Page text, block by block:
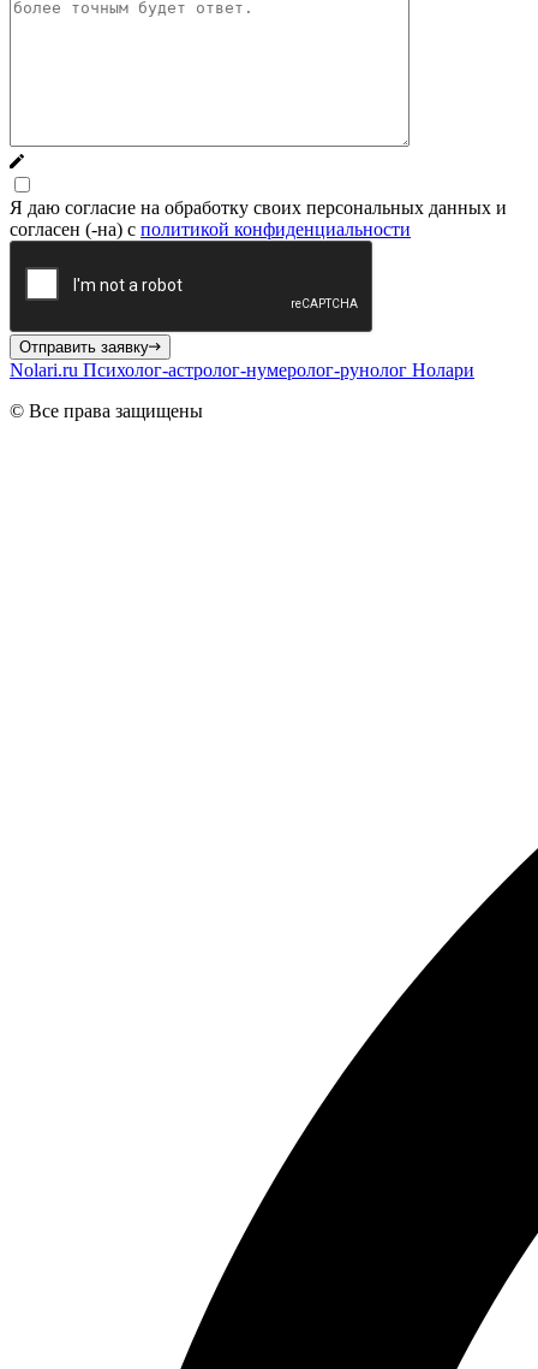
Я даю согласие на обработку своих персональных данных и
согласен (-на) с политикой конфиденциальности
Отправить заявку
Nolari.ru Психолог-астролог-нумеролог-рунолог Нолари
© Все права защищены